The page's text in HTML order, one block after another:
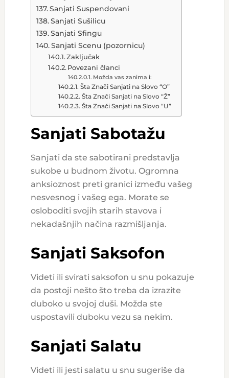
Sanjati Suspendovani
Sanjati Sušilicu
Sanjati Sfingu
Sanjati Scenu (pozornicu)
Zaključak
Povezani članci
Možda vas zanima i:
Šta Znači Sanjati na Slovo “O”
Šta Znači Sanjati na Slovo “Ž”
Šta Znači Sanjati na Slovo “U”
Sanjati Sabotažu
Sanjati da ste sabotirani predstavlja
sukobe u budnom životu. Ogromna
anksioznost preti granici između vašeg
nesvesnog i vašeg ega. Morate se
osloboditi svojih starih stavova i
nekadašnjih načina razmišljanja.
Sanjati Saksofon
Videti ili svirati saksofon u snu pokazuje
da postoji nešto što treba da izrazite
duboko u svojoj duši. Možda ste
uspostavili duboku vezu sa nekim.
Sanjati Salatu
Videti ili jesti salatu u snu sugeriše da